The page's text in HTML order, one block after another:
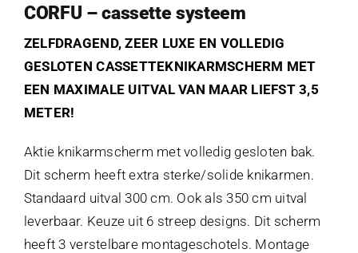
CORFU – cassette systeem
ZELFDRAGEND, ZEER LUXE EN VOLLEDIG
GESLOTEN CASSETTEKNIKARMSCHERM MET
EEN MAXIMALE UITVAL VAN MAAR LIEFST 3,5
METER!
Aktie knikarmscherm met volledig gesloten bak.
Dit scherm heeft extra sterke/solide knikarmen.
Standaard uitval 300 cm. Ook als 350 cm uitval
leverbaar. Keuze uit 6 streep designs. Dit scherm
heeft 3 verstelbare montageschotels. Montage